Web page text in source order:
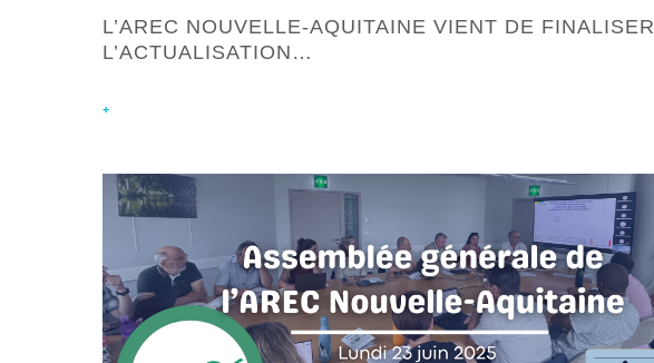
L’AREC NOUVELLE-AQUITAINE VIENT DE FINALISER
L’ACTUALISATION…
+